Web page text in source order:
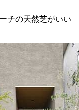
チの天然芝がいい